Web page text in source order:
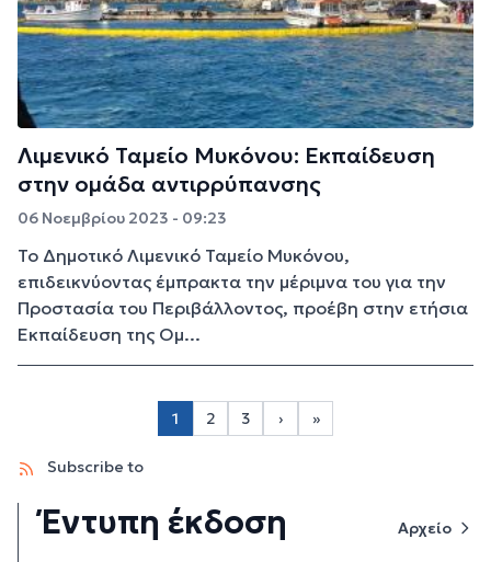
Λιμενικό Ταμείο Μυκόνου: Εκπαίδευση
στην ομάδα αντιρρύπανσης
06 Νοεμβρίου 2023 - 09:23
Το Δημοτικό Λιμενικό Ταμείο Μυκόνου,
επιδεικνύοντας έμπρακτα την μέριμνα του για την
Προστασία του Περιβάλλοντος, προέβη στην ετήσια
Εκπαίδευση της Ομ...
Σελιδοποίηση
1 Page 2
2 Page 3
3
Next page
›
Last page
»
Subscribe to
Έντυπη έκδοση Αρχείο